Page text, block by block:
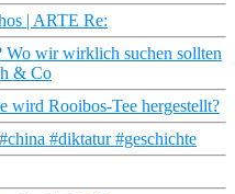
| ARTE Re:
Wo wir wirklich suchen sollten
& Co
wird Rooibos-Tee hergestellt?
#diktatur #geschichte